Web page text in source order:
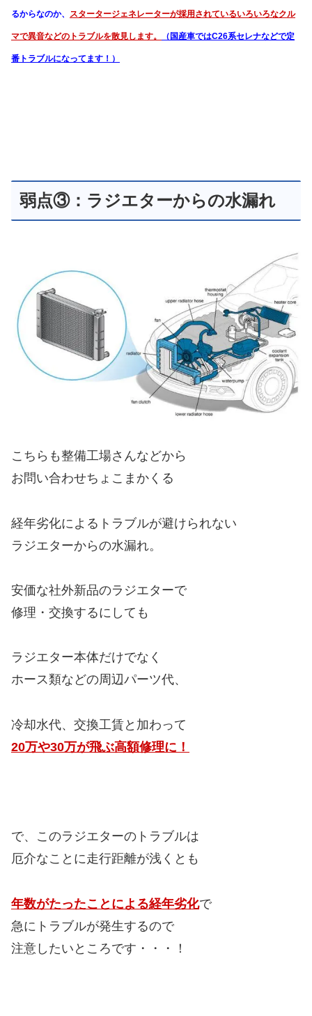
るからなのか、 スタータージェネレーターが採用されているいろいろなクル
マで異音などのトラブルを散見します。 （国産車ではC26系セレナなどで定
番トラブルになってます！）
弱点③：ラジエターからの水漏れ
こちらも整備工場さんなどから
お問い合わせちょこまかくる
経年劣化によるトラブルが避けられない
ラジエターからの水漏れ。
安価な社外新品のラジエターで
修理・交換するにしても
ラジエター本体だけでなく
ホース類などの周辺パーツ代、
冷却水代、交換工賃と加わって
20万や30万が飛ぶ高額修理に！
で、このラジエターのトラブルは
厄介なことに走行距離が浅くとも
年数がたったことによる経年劣化で
急にトラブルが発生するので
注意したいところです・・・！